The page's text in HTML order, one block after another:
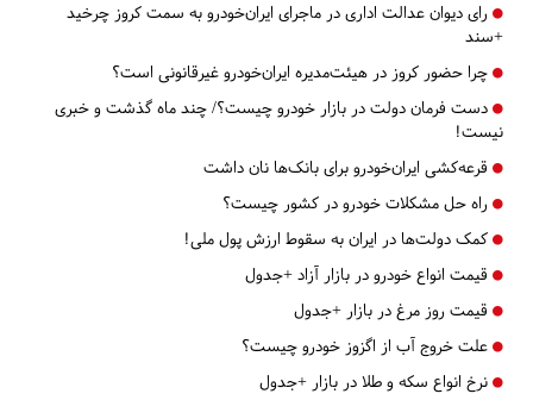
رای دیوان عدالت اداری در ماجرای ایران‌خودرو به سمت کروز چرخید
+سند
چرا حضور کروز در هیئت‌مدیره ایران‌خودرو غیرقانونی است؟
دست فرمان دولت در بازار خودرو چیست؟/ چند ماه گذشت و خبری
نیست!
قرعه‌کشی ایران‌خودرو برای بانک‌ها نان داشت
راه حل مشکلات خودرو در کشور چیست؟
کمک دولت‌ها در ایران به سقوط ارزش پول ملی!
قیمت انواع خودرو در بازار آزاد +جدول
قیمت روز مرغ در بازار +جدول
علت خروج آب از اگزوز خودرو چیست؟
نرخ انواع سکه و طلا در بازار +جدول